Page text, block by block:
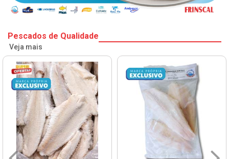
Pescados de Qualidade
Veja mais